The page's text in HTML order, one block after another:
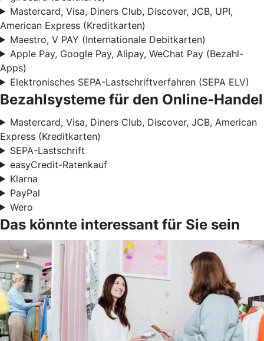
Mastercard, Visa, Diners Club, Discover, JCB, UPI,
American Express (Kreditkarten)
Maestro, V PAY (Internationale Debitkarten)
Apple Pay, Google Pay, Alipay, WeChat Pay (Bezahl-
Apps)
Elektronisches SEPA-Lastschriftverfahren (SEPA ELV)
Bezahlsysteme für den Online-Handel
Mastercard, Visa, Diners Club, Discover, JCB, American
Express (Kreditkarten)
SEPA-Lastschrift
easyCredit-Ratenkauf
Klarna
PayPal
Wero
Das könnte interessant für Sie sein